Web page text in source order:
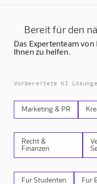
Bereit für den
Das Expertenteam
Ihnen zu helfen.
Vorbereitete KI
Marketing & PR
Recht &
Finanzen
Für Studenten Für